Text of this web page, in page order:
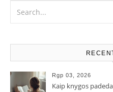
Rgp 03, 2026
Kaip knygos